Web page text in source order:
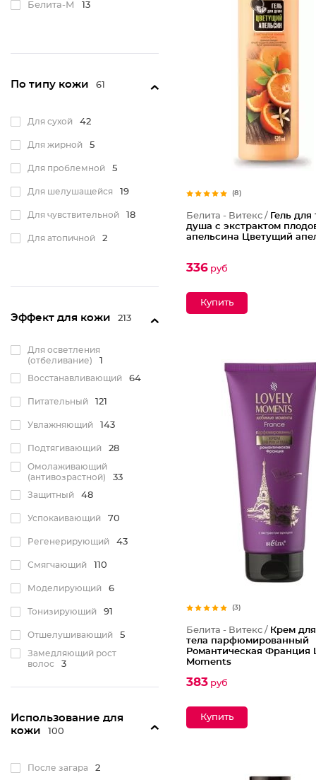
Белита-М 13
По типу кожи 61
Для сухой 42
Для жирной 5
Для проблемной 5
Для шелушащейся 19
Для чувствительной 18
Для атопичной 2
Эффект для кожи 213
Для осветления
(отбеливание)
1
Восстанавливающий 64
Питательный 121
Увлажняющий 143
Подтягивающий 28
Омолаживающий
(антивозрастной)
33
Защитный 48
Успокаивающий 70
Регенерирующий 43
Смягчающий 110
Моделирующий 6
Тонизирующий 91
Отшелушивающий 5
Замедляющий рост
волос
3
От целлюлита
(антицеллюлитный)
Разогревающий
Использование для
кожи
100
После загара 2
(8)
Белита - Витекс /
Гель
душа с экстрактом
апельсина Цветущий
336руб
(3)
Белита - Витекс / Крем
тела парфюмированный
Романтическая Франция
Moments
383руб